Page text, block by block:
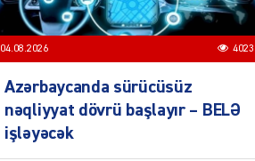
04.08.2026 4023
Azərbaycanda sürücüsüz
nəqliyyat dövrü başlayır – BELƏ
işləyəcək